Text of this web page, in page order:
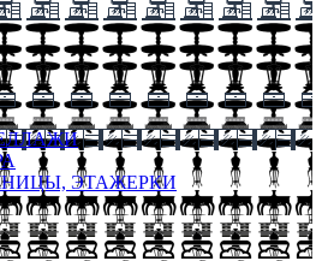
ЭТАЖЕРКИ